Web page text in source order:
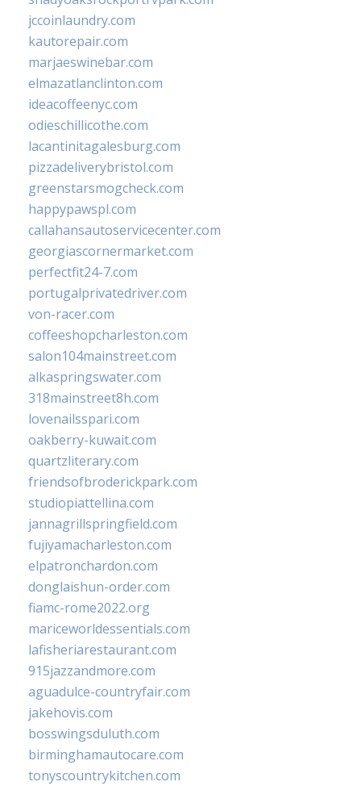
jccoinlaundry.com
kautorepair.com
marjaeswinebar.com
elmazatlanclinton.com
ideacoffeenyc.com
odieschillicothe.com
lacantinitagalesburg.com
pizzadeliverybristol.com
greenstarsmogcheck.com
happypawspl.com
callahansautoservicecenter.com
georgiascornermarket.com
perfectfit24-7.com
portugalprivatedriver.com
von-racer.com
coffeeshopcharleston.com
salon104mainstreet.com
alkaspringswater.com
318mainstreet8h.com
lovenailsspari.com
oakberry-kuwait.com
quartzliterary.com
friendsofbroderickpark.com
studiopiattellina.com
jannagrillspringfield.com
fujiyamacharleston.com
elpatronchardon.com
donglaishun-order.com
fiamc-rome2022.org
mariceworldessentials.com
lafisheriarestaurant.com
915jazzandmore.com
aguadulce-countryfair.com
jakehovis.com
bosswingsduluth.com
birminghamautocare.com
tonyscountrykitchen.com